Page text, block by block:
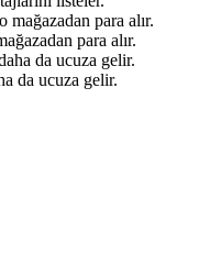
para alır.
da ucuza gelir.